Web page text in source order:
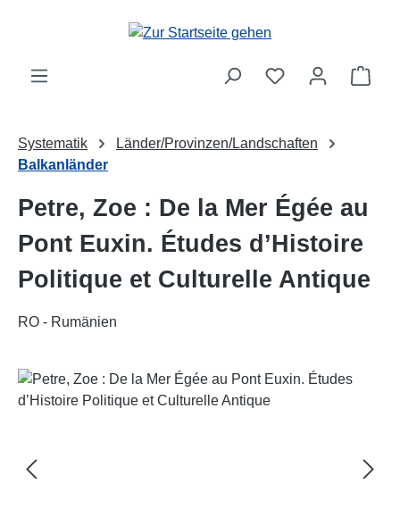
Zum Hauptinhalt springen
Systematik
Länder/Provinzen/Landschaften
Balkanländer
Petre, Zoe : De la Mer Égée au
Pont Euxin. Études d’Histoire
Politique et Culturelle Antique
RO - Rumänien
Bildergalerie überspringen